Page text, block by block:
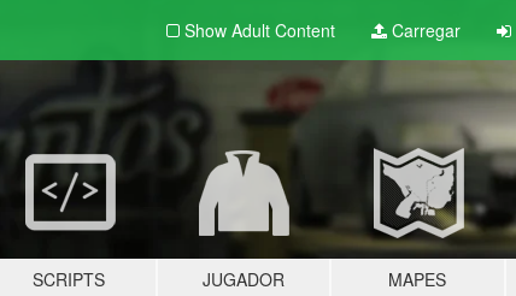
Show Adult Content Carregar
SCRIPTS JUGADOR MAPES